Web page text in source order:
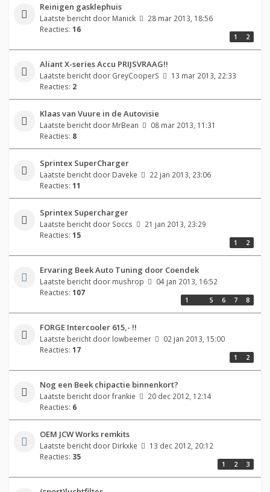
Reinigen gasklephuis
Laatste bericht door Manick
28 mar 2013, 18:56
Reacties: 16
1 2
Aliant X-series Accu PRIJSVRAAG!!
Laatste bericht door GreyCooperS
13 mar 2013, 22:33
Reacties: 2
Klaas van Vuure in de Autovisie
Laatste bericht door MrBean
08 mar 2013, 11:31
Reacties: 8
Sprintex SuperCharger
Laatste bericht door Daveke
22 jan 2013, 23:06
Reacties: 11
Sprintex Supercharger
Laatste bericht door Soccs
21 jan 2013, 23:29
Reacties: 15
1 2
Ervaring Beek Auto Tuning door Coendek
Laatste bericht door mushrop
04 jan 2013, 16:52
Reacties: 107
1 5 6 7 8
FORGE Intercooler 615,- !!
Laatste bericht door lowbeemer
02 jan 2013, 15:00
Reacties: 17
1 2
Nog een Beek chipactie binnenkort?
Laatste bericht doorfrankie
20 dec 2012, 12:14
Reacties: 6
OEM JCW Works remkits
Laatste bericht door Dirkxke
13 dec 2012, 20:12
Reacties: 35
1 2 3